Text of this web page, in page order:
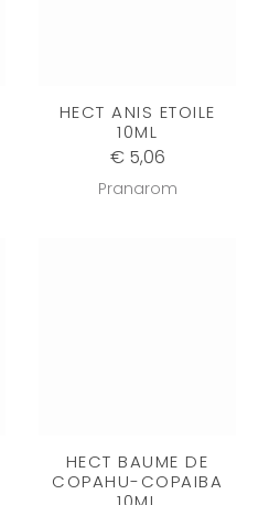
HECT ANIS ETOILE
10ML
€ 5,06
Pranarom
HECT BAUME DE
COPAHU-COPAIBA